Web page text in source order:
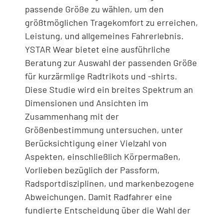
passende Größe zu wählen, um den
größtmöglichen Tragekomfort zu erreichen,
Leistung, und allgemeines Fahrerlebnis.
YSTAR Wear bietet eine ausführliche
Beratung zur Auswahl der passenden Größe
für kurzärmlige Radtrikots und -shirts.
Diese Studie wird ein breites Spektrum an
Dimensionen und Ansichten im
Zusammenhang mit der
Größenbestimmung untersuchen, unter
Berücksichtigung einer Vielzahl von
Aspekten, einschließlich Körpermaßen,
Vorlieben bezüglich der Passform,
Radsportdisziplinen, und markenbezogene
Abweichungen. Damit Radfahrer eine
fundierte Entscheidung über die Wahl der